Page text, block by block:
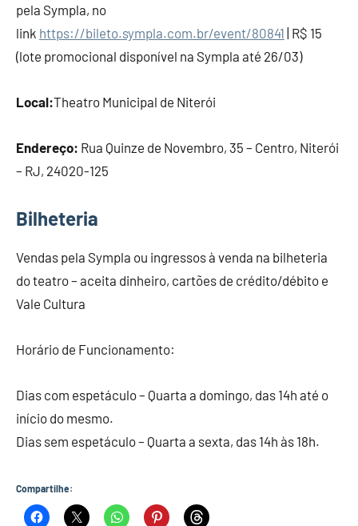
pela Sympla, no
link https://bileto.sympla.com.br/event/80841 | R$ 15
(lote promocional disponível na Sympla até 26/03)
Local:Theatro Municipal de Niterói
Endereço: Rua Quinze de Novembro, 35 – Centro, Niterói
– RJ, 24020-125
Bilheteria
Vendas pela Sympla ou ingressos à venda na bilheteria
do teatro – aceita dinheiro, cartões de crédito/débito e
Vale Cultura
Horário de Funcionamento:
Dias com espetáculo – Quarta a domingo, das 14h até o
início do mesmo.
Dias sem espetáculo – Quarta a sexta, das 14h às 18h.
Compartilhe: